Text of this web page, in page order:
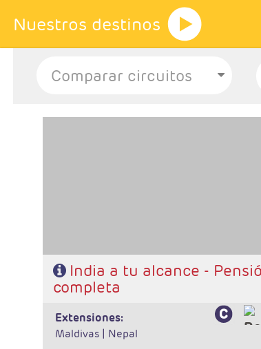
Nuestros destinos
India a tu alcance -
completa
extensiones:
Maldivas | Nepal